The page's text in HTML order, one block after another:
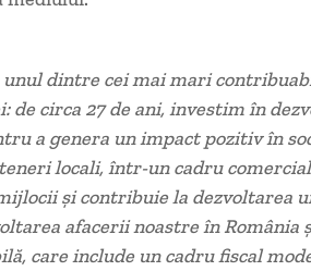
dintre cei mai mari
de circa 27 de ani, investim în
a genera un impact pozitiv în
locali, într-un cadru
și contribuie la dezvoltarea
afacerii noastre în România
care include un cadru fiscal